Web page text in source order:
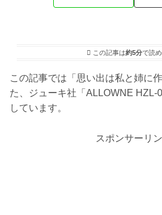
この記事は約5分で読め
この記事では「思い出は私と姉に
た、ジューキ社「ALLOWNE HZL-
しています。
スポンサーリ